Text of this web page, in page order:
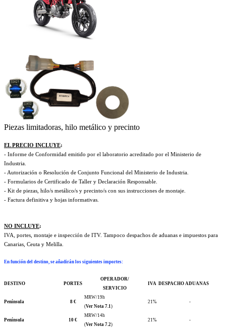
Piezas limitadoras, hilo metálico y precinto
EL PRECIO INCLUYE:
- Informe de Conformidad emitido por el laboratorio acreditado por el Ministerio de
Industria.
- Autorización o Resolución de Conjunto Funcional del Ministerio de Industria.
- Formularios de Certificado de Taller y Declaración Responsable.
- Kit de piezas, hilo/s metálico/s y precinto/s con sus instrucciones de montaje.
- Factura definitiva y hojas informativas.
NO INCLUYE:
IVA, portes, montaje e inspección de ITV. Tampoco despachos de aduanas e impuestos para
Canarias, Ceuta y Melilla.
En función del destino, se añadirán los siguientes importes:
DESTINO PORTES
OPERADOR/
SERVICIO
IVA DESPACHO ADUANAS
Península 8 €
MRW/19h
(Ver Nota 7.1)
21% -
Península 10 €
MRW/14h
(Ver Nota 7.2)
21% -